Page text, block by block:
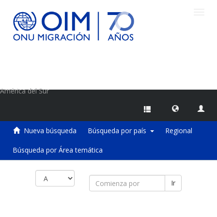
América del Sur
Nueva búsqueda Búsqueda por país Regional
Búsqueda por Área temática
Ir